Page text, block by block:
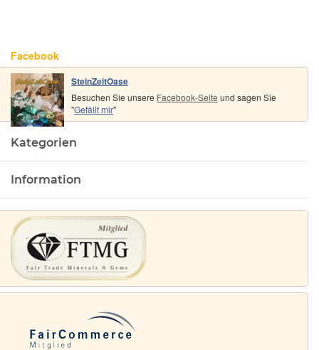
Facebook
SteinZeitOase
Besuchen Sie unsere Facebook-Seite und sagen Sie
"Gefällt mir"
Kategorien
Information